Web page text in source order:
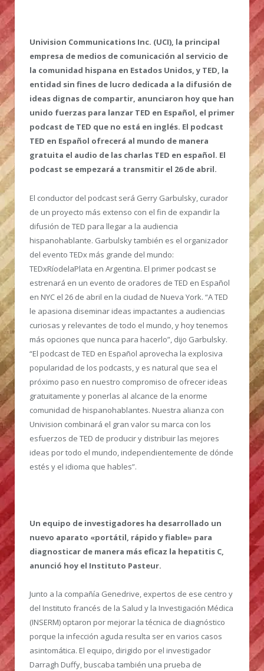
Univision Communications Inc. (UCI), la principal
empresa de medios de comunicación al servicio de
la comunidad hispana en Estados Unidos, y TED, la
entidad sin fines de lucro dedicada a la difusión de
ideas dignas de compartir, anunciaron hoy que han
unido fuerzas para lanzar TED en Español, el primer
podcast de TED que no está en inglés. El podcast
TED en Español ofrecerá al mundo de manera
gratuita el audio de las charlas TED en español. El
podcast se empezará a transmitir el 26 de abril.
El conductor del podcast será Gerry Garbulsky, curador
de un proyecto más extenso con el fin de expandir la
difusión de TED para llegar a la audiencia
hispanohablante. Garbulsky también es el organizador
del evento TEDx más grande del mundo:
TEDxRíodelaPlata en Argentina. El primer podcast se
estrenará en un evento de oradores de TED en Español
en NYC el 26 de abril en la ciudad de Nueva York. “A TED
le apasiona diseminar ideas impactantes a audiencias
curiosas y relevantes de todo el mundo, y hoy tenemos
más opciones que nunca para hacerlo”, dijo Garbulsky.
“El podcast de TED en Español aprovecha la explosiva
popularidad de los podcasts, y es natural que sea el
próximo paso en nuestro compromiso de ofrecer ideas
gratuitamente y ponerlas al alcance de la enorme
comunidad de hispanohablantes. Nuestra alianza con
Univision combinará el gran valor su marca con los
esfuerzos de TED de producir y distribuir las mejores
ideas por todo el mundo, independientemente de dónde
estés y el idioma que hables”.
Un equipo de investigadores ha desarrollado un
nuevo aparato «portátil, rápido y fiable» para
diagnosticar de manera más eficaz la hepatitis C,
anunció hoy el Instituto Pasteur.
Junto a la compañía Genedrive, expertos de ese centro y
del Instituto francés de la Salud y la Investigación Médica
(INSERM) optaron por mejorar la técnica de diagnóstico
porque la infección aguda resulta ser en varios casos
asintomática. El equipo, dirigido por el investigador
Darragh Duffy, buscaba también una prueba de